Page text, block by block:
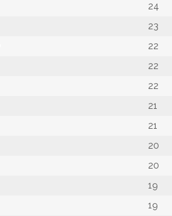
24
23
22
22
22
21
21
20
20
19
19